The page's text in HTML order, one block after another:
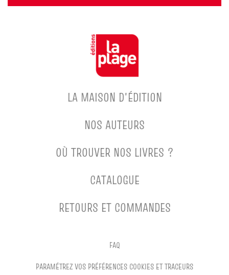
LA MAISON D'ÉDITION
NOS AUTEURS
OÙ TROUVER NOS LIVRES ?
CATALOGUE
RETOURS ET COMMANDES
FAQ
PARAMÉTREZ VOS PRÉFÉRENCES COOKIES ET TRACEURS